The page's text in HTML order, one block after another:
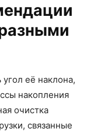
её наклона,
накопления
очистка
связанные